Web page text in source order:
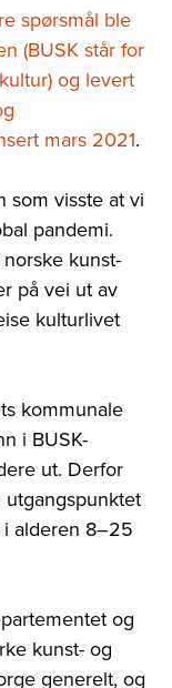
spørsmål ble
(BUSK står for
og levert
mars 2021.
som visste at vi
pandemi.
kunst-
på vei ut av
kulturlivet
kommunale
i BUSK-
ut. Derfor
i alderen 8–25
og
kunst- og
generelt, og